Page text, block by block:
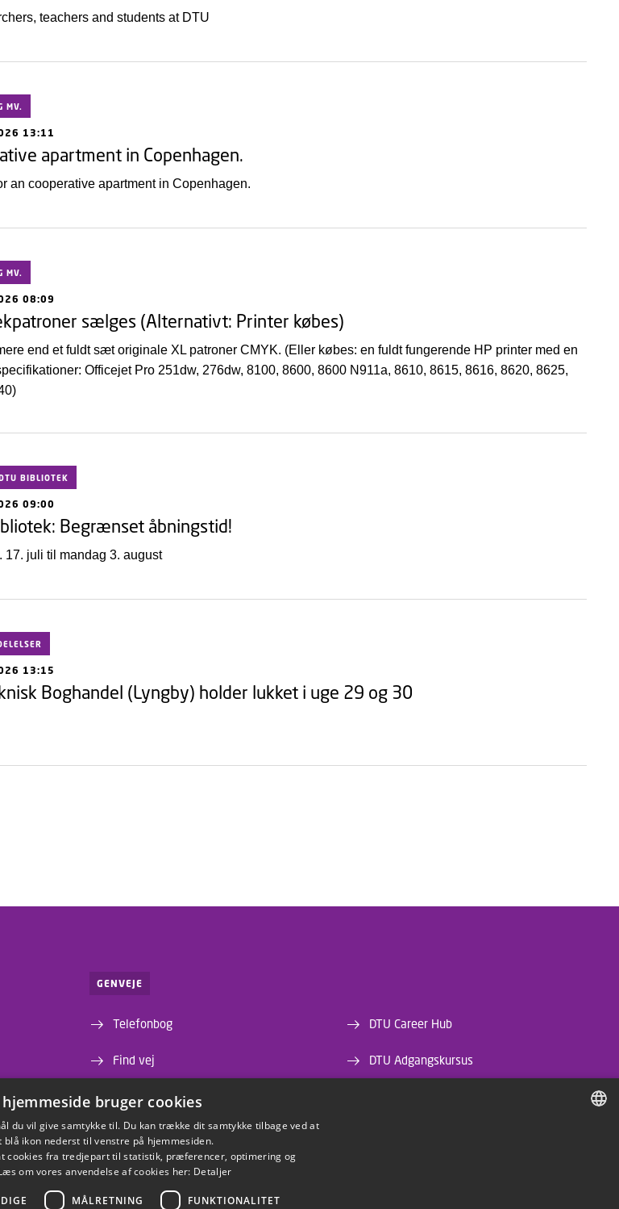
teachers and students at DTU
MV.
13:11
apartment in Copenhagen.
an cooperative apartment in Copenhagen.
MV.
08:09
sælges (Alternativt: Printer købes)
end et fuldt sæt originale XL patroner CMYK. (Eller købes: en fuldt fungerende HP printer med en
Officejet Pro 251dw, 276dw, 8100, 8600, 8600 N911a, 8610, 8615, 8616, 8620, 8625,
BIBLIOTEK
09:00
Begrænset åbningstid!
17. juli til mandag 3. august
13:15
Boghandel (Lyngby) holder lukket i uge 29 og 30
GENVEJE
Telefonbog
Find vej
Institutter og centre
Webshop
DTU Career Hub
DTU Adgangskursus
hjemmeside bruger cookies
du vil give samtykke til. Du kan trække dit samtykke tilbage ved at
blå ikon nederst til venstre på hjemmesiden.
cookies fra tredjepart til statistik, præferencer, optimering og
om vores anvendelse af cookies her: Detaljer
MÅLRETNING FUNKTIONALITET